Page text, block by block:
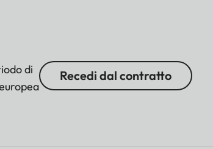
di
Recedi dal contratto